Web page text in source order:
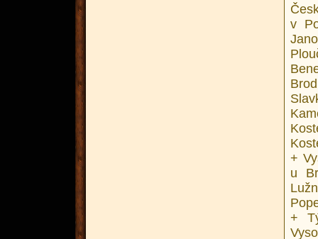
v
+
u
+